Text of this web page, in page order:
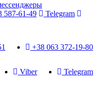
587-61-49
Telegram
+38 063 372-19-80
Telegram
Viber